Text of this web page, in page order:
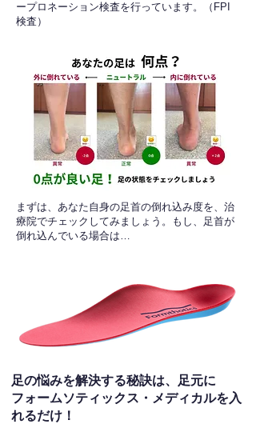
ープロネーション検査を行っています。（FPI
検査）​
​まずは、あなた自身の足首の倒れ込み度を、治
療院でチェックしてみましょう。もし、足首が
倒れ込んでいる場合は…
足の悩みを解決する秘訣は、足元に
フォームソティックス・メディカルを入
れるだけ！